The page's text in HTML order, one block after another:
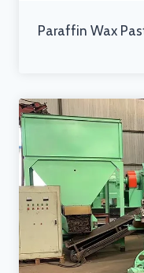
Paraffin Wax